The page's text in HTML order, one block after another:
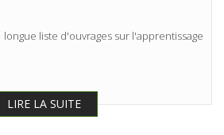
liste d'ouvrages sur l'apprentissage
LIRE LA SUITE